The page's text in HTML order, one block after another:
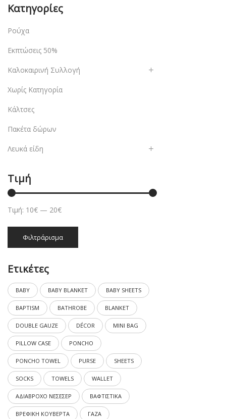
Κατηγορίες
Ρούχα
Εκπτώσεις 50%
Καλοκαιρινή Συλλογή
Χωρίς Κατηγορία
Κάλτσες
Πακέτα δώρων
Λευκά είδη
Τιμή
Φιλτράρισμα
Τιμή: 10€ — 20€
Ετικέτες
BABY BABY BLANKET BABY SHEETS
BAPTISM BATHROBE BLANKET
DOUBLE GAUZE DÉCOR MINI BAG
PILLOW CASE PONCHO
PONCHO TOWEL PURSE SHEETS
SOCKS TOWELS WALLET
ΑΔΙΑΒΡΟΧΟ ΝΕΣΕΣΕΡ ΒΑΦΤΙΣΤΙΚΑ
ΒΡΕΦΙΚΗ ΚΟΥΒΕΡΤΑ ΓΑΖΑ